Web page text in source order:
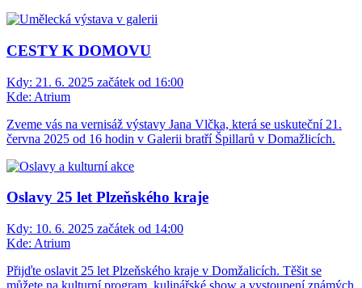
CESTY K DOMOVU
Kdy: 21. 6. 2025 začátek od 16:00
Kde: Atrium
Zveme vás na vernisáž výstavy Jana Vlčka, která se uskuteční 21.
června 2025 od 16 hodin v Galerii bratří Špillarů v Domažlicích.
Oslavy 25 let Plzeňského kraje
Kdy: 10. 6. 2025 začátek od 14:00
Kde: Atrium
Přijďte oslavit 25 let Plzeňského kraje v Domžalicích. Těšit se
můžete na kulturní program, kulinářské show a vystoupení známých